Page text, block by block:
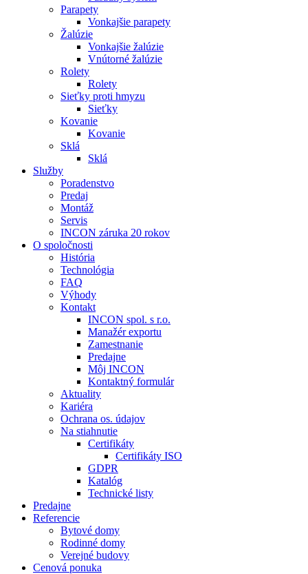
Parapety
Vonkajšie parapety
Žalúzie
Vonkajšie žalúzie
Vnútorné žalúzie
Rolety
Rolety
Sieťky proti hmyzu
Sieťky
Kovanie
Kovanie
Sklá
Sklá
Služby
Poradenstvo
Predaj
Montáž
Servis
INCON záruka 20 rokov
O spoločnosti
História
Technológia
FAQ
Výhody
Kontakt
INCON spol. s r.o.
Manažér exportu
Zamestnanie
Predajne
Môj INCON
Kontaktný formulár
Aktuality
Kariéra
Ochrana os. údajov
Na stiahnutie
Certifikáty
Certifikáty ISO
GDPR
Katalóg
Technické listy
Predajne
Referencie
Bytové domy
Rodinné domy
Verejné budovy
Cenová ponuka